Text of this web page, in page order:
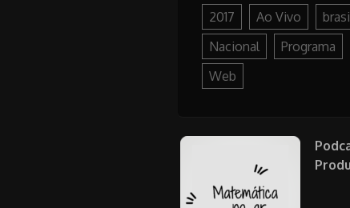
2017 Ao Vivo
Nacional
Programa
Web